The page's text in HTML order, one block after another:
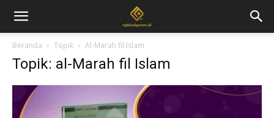
Beranda Topik Al-Marah fil Islam
Topik: al-Marah fil Islam